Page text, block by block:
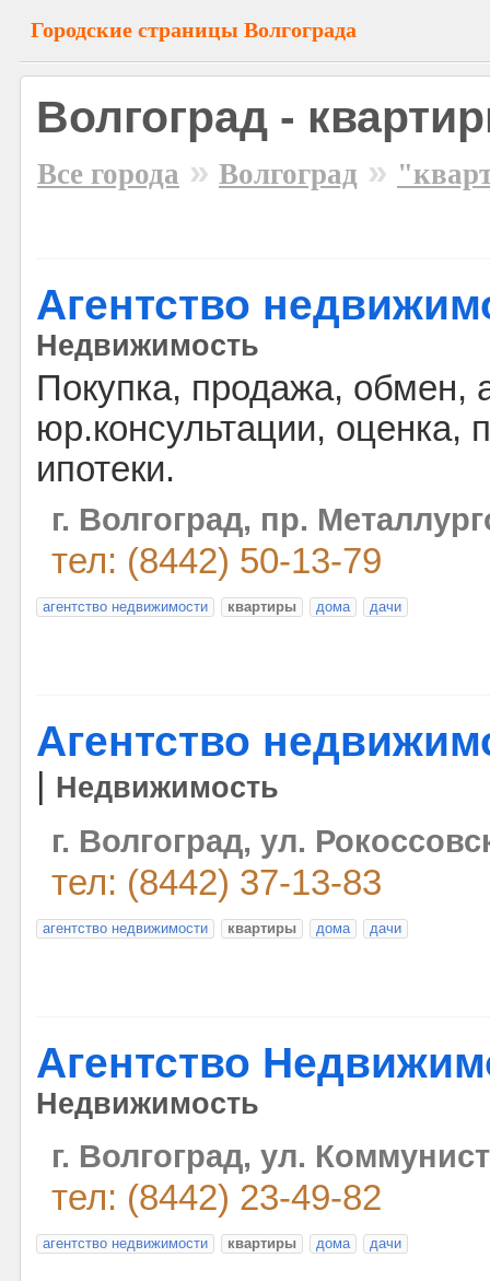
Городские страницы Волгограда
Волгоград -
Все города » Волгоград »
Агентство
Недвижимость
Покупка, продажа, обмен,
юр.консультации, оценка,
ипотеки.
г. Волгоград, пр.
тел: (8442) 50-13-79
агентство недвижимости квартиры дома дачи
Агентство
Недвижимость
г. Волгоград, ул.
тел: (8442) 37-13-83
агентство недвижимости квартиры дома дачи
Агентство
Недвижимость
г. Волгоград, ул.
тел: (8442) 23-49-82
агентство недвижимости квартиры дома дачи